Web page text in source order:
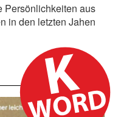
Persönlichkeiten aus
in den letzten Jahen